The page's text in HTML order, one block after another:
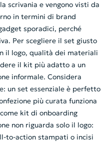
scrivania e vengono visti da
in termini di brand
sporadici, perché
Per scegliere il set giusto
il logo, qualità dei materiali
il kit più adatto a un
informale. Considera
un set essenziale è perfetto
più curata funziona
kit di onboarding
non riguarda solo il logo:
to-action stampati o incisi